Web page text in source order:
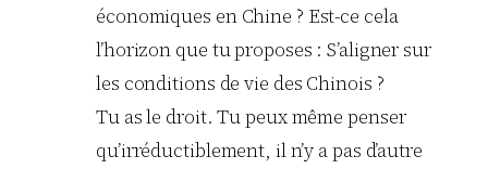
économiques en Chine ? Est-ce cela
l’horizon que tu proposes : S’aligner sur
les conditions de vie des Chinois ?
Tu as le droit. Tu peux même penser
qu’irréductiblement, il n’y a pas d’autre